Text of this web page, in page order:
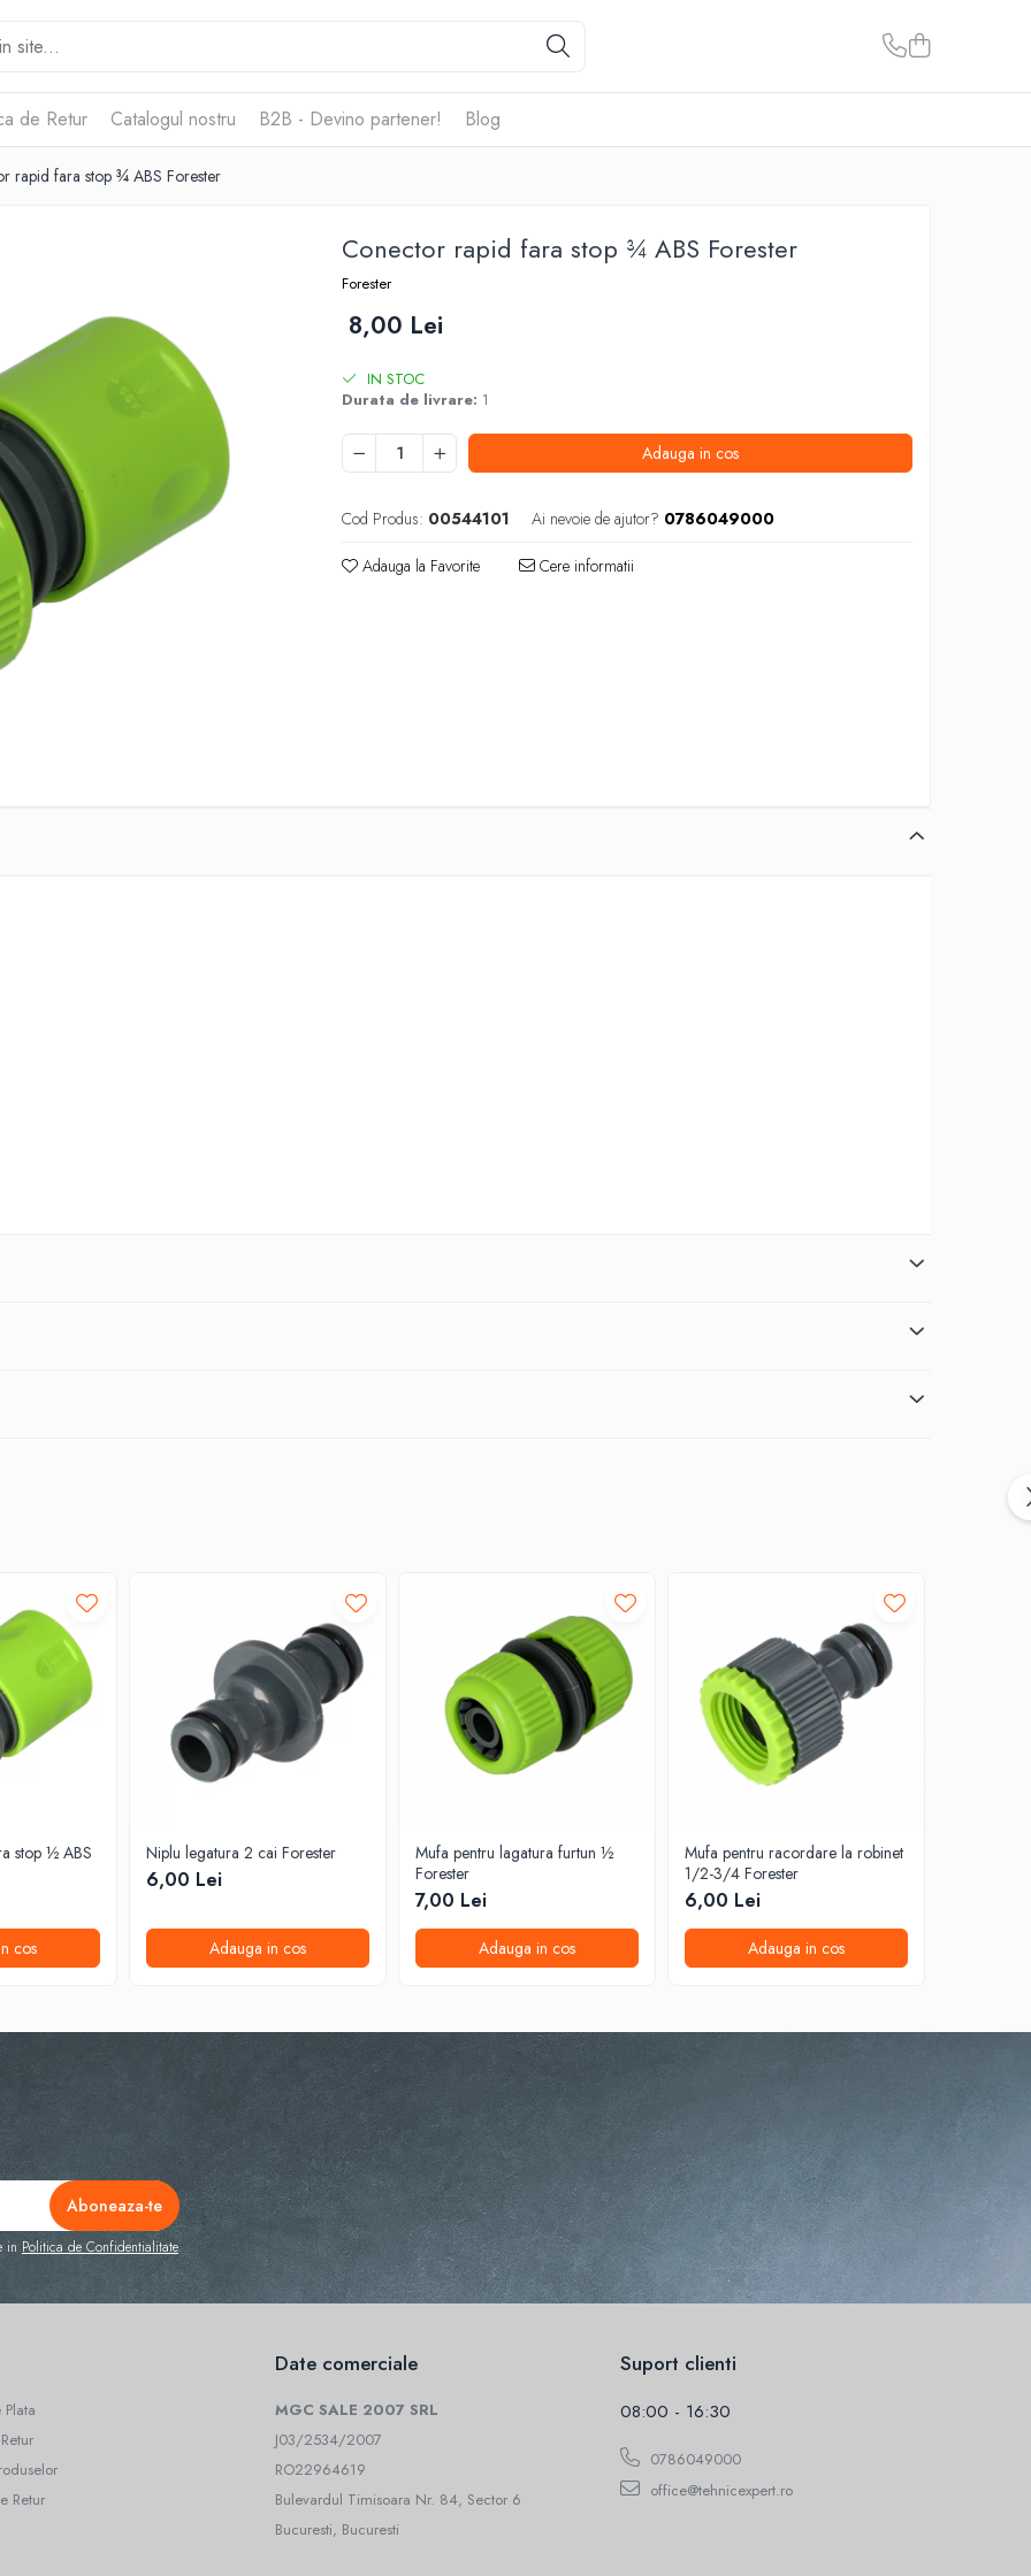
de Retur Catalogul nostru B2B - Devino partener! Blog
rapid fara stop ¾ ABS Forester
Conector rapid fara stop ¾ ABS Forester
Forester
8,00 Lei
IN STOC
Durata de livrare: 1
Adauga in cos
Cod Produs: 00544101 Ai nevoie de ajutor? 0786049000
Adauga la Favorite Cere informatii
stop ½ ABS
cos
Niplu legatura 2 cai Forester
6,00 Lei
Adauga in cos
Mufa pentru lagatura furtun ½
Forester
7,00 Lei
Adauga in cos
Mufa pentru racordare la robinet
1/2-3/4 Forester
6,00 Lei
Adauga in cos
in Politica de Confidentialitate
Retur
Date comerciale
MGC SALE 2007 SRL
J03/2534/2007
RO22964619
Bulevardul Timisoara Nr. 84, Sector 6
Bucuresti, Bucuresti
Suport clienti
08:00 - 16:30
0786049000
office@tehnicexpert.ro